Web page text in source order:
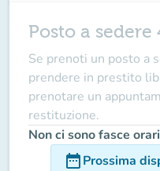
Posto a sedere
Se prenoti un posto a
prendere in prestito
prenotare un
restituzione.
Non ci sono fasce
date_rangeProssima